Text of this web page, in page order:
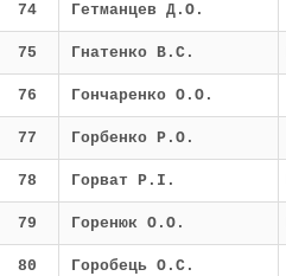
74 Гетманцев Д.О.
75 Гнатенко В.С.
76 Гончаренко О.О.
77 Горбенко Р.О.
78 Горват Р.І.
79 Горенюк О.О.
80 Горобець О.С.